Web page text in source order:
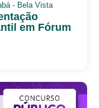
- Bela Vista
em Fórum